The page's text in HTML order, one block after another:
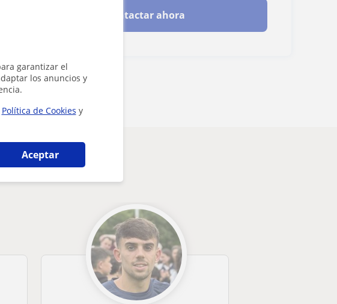
garantizar el
los anuncios y
Política de Cookies y
Aceptar
Contactar ahora